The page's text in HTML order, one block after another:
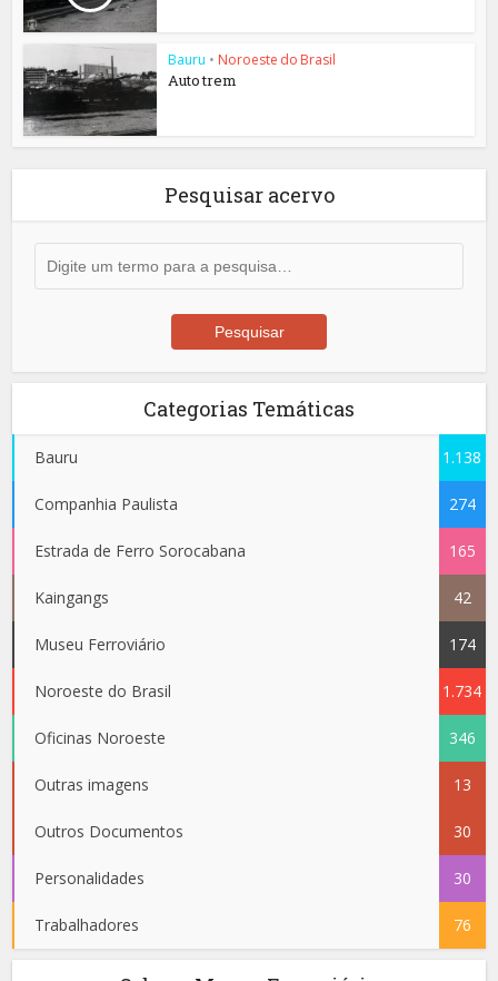
Bauru • Noroeste do Brasil
Auto trem
Pesquisar acervo
Categorias Temáticas
Bauru 1.138
Companhia Paulista 274
Estrada de Ferro Sorocabana 165
Kaingangs 42
Museu Ferroviário 174
Noroeste do Brasil 1.734
Oficinas Noroeste 346
Outras imagens 13
Outros Documentos 30
Personalidades 30
Trabalhadores 76